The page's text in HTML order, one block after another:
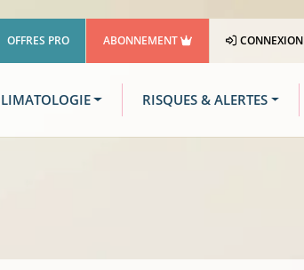
OFFRES PRO ABONNEMENT CONNEXION
RISQUES & ALERTES